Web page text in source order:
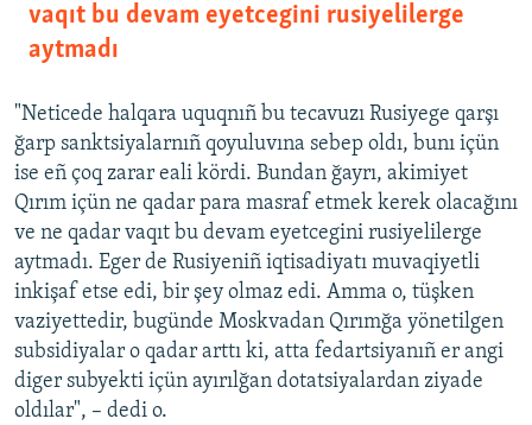
vaqıt bu devam eyetcegini rusiyelilerge
aytmadı
"Neticede halqara uquqnıñ bu tecavuzı Rusiyege qarşı
ğarp sanktsiyalarnıñ qoyuluvına sebep oldı, bunı içün
ise eñ çoq zarar eali kördi. Bundan ğayrı, akimiyet
Qırım içün ne qadar para masraf etmek kerek olacağını
ve ne qadar vaqıt bu devam eyetcegini rusiyelilerge
aytmadı. Eger de Rusiyeniñ iqtisadiyatı muvaqiyetli
inkişaf etse edi, bir şey olmaz edi. Amma o, tüşken
vaziyettedir, bugünde Moskvadan Qırımğa yönetilgen
subsidiyalar o qadar arttı ki, atta fedartsiyanıñ er angi
diger subyekti içün ayırılğan dotatsiyalardan ziyade
oldılar", – dedi o.